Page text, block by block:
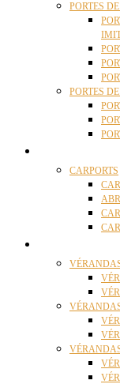
PORTES
PORTES
CARPORTS